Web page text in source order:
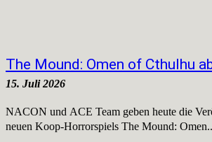
The Mound: Omen of Cthulhu
15. Juli 2026
NACON und ACE Team geben heute die
neuen Koop-Horrorspiels The Mound: